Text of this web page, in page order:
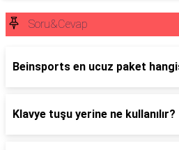
Soru&Cevap
Beinsports en ucuz paket
Klavye tuşu yerine ne kullanılır?